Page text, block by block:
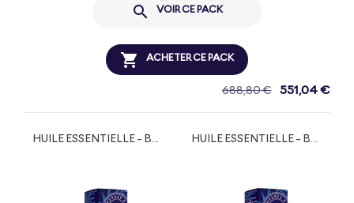
 VOIR CE PACK
 ACHETER CE PACK
688,80 € 551,04 €
HUILE ESSENTIELLE - BASILIC TROPICAL BIO HUILE ESSENTIELLE - BOLDO